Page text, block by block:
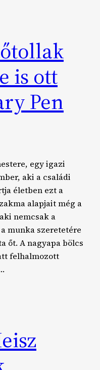
is ott
Pen
egy igazi
aki a családi
életben ezt a
alapjait még a
nemcsak a
munka szeretetére
őt. A nagyapa bölcs
felhalmozott